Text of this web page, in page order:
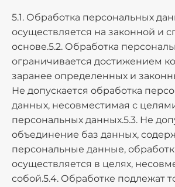
5.1. Обработка персональных
осуществляется на законной и
основе.5.2. Обработка
ограничивается достижением
заранее определенных и
Не допускается обработка
данных, несовместимая с
персональных данных.5.3. Не
объединение баз данных,
персональные данные,
осуществляется в целях,
собой.5.4. Обработке подлежат